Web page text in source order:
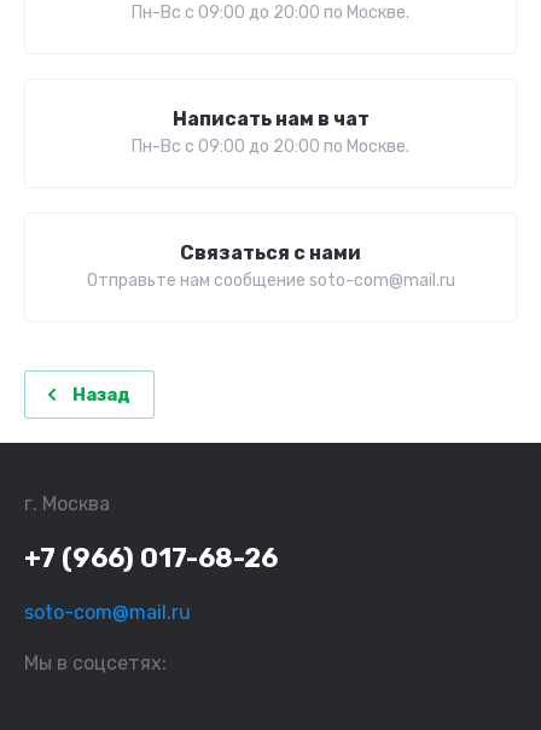
Пн-Вс c 09:00 до 20:00 по Москве.
Написать нам в чат
Пн-Вс c 09:00 до 20:00 по Москве.
Связаться с нами
Отправьте нам сообщение soto-com@mail.ru
Назад
г. Москва
+7 (966) 017-68-26
soto-com@mail.ru
Мы в соцсетях: